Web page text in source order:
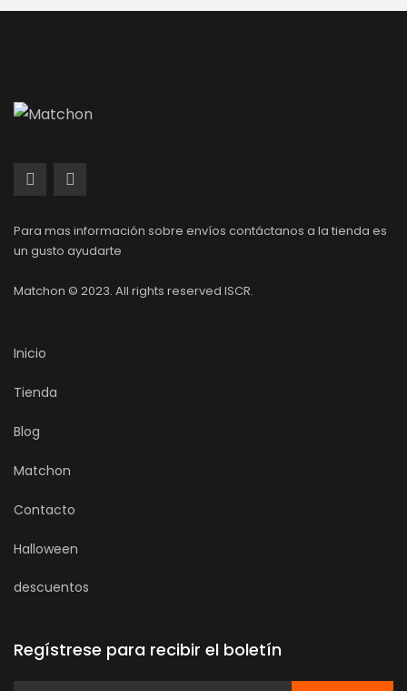
Para mas información sobre envíos contáctanos a la tienda es
un gusto ayudarte
Matchon © 2023. All rights reserved ISCR.
Inicio
Tienda
Blog
Matchon
Contacto
Halloween
descuentos
Regístrese para recibir el boletín